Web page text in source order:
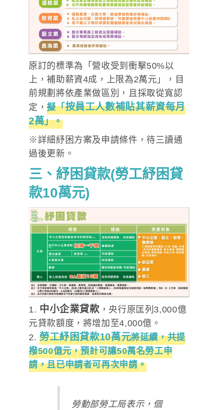
原訂的標準為「營收受到衝擊50%以
上，補助薪資4成，上限為2萬元」，目
前規劃將依產業做區別，且採取從寬認
定，擬「按員工人數補貼其薪資每月
2萬」。
※詳細紓困方案及申請條件，待三讀通
過後更新。
三、紓困貸款(勞工紓困貸
款10萬元)
1. 中小企業貸款 ，央行原匡列3,000億
元貸款額度，將增加至4,000億。
2. 勞工紓困貸款10萬元將延續，共提
撥500億元，預計可讓50萬名勞工申
請，且已申請者可再次申請。
勞動部勞工局表示，個